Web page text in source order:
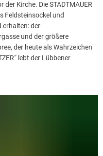
Kirche. Die STADTMAUER
Feldsteinsockel und
erhalten: der
und der größere
der heute als Wahrzeichen
lebt der Lübbener